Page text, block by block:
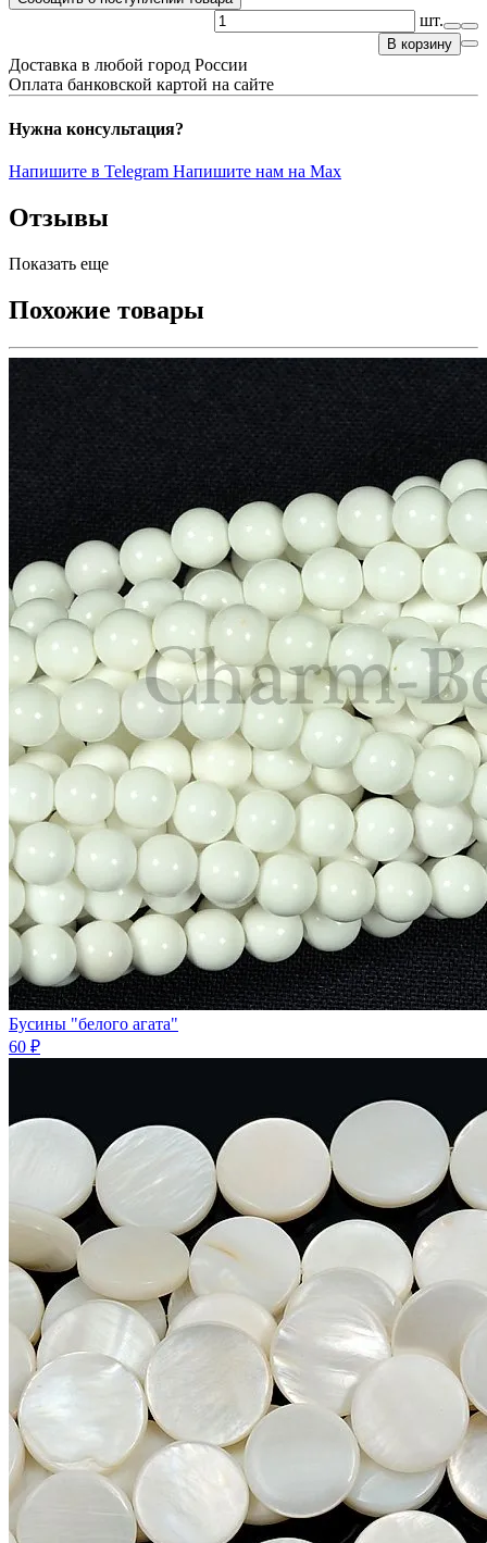
шт.
В корзину
Доставка в любой город России
Оплата банковской картой на сайте
Нужна консультация?
Напишите в Telegram Напишите нам на Max
Отзывы
Показать еще
Похожие товары
Бусины "белого агата"
60 ₽